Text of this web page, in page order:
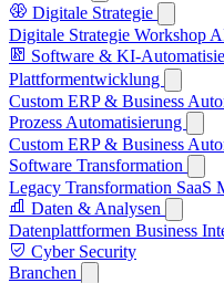
Digitale Strategie
Digitale Strategie Workshop
Software & KI-
Plattformentwicklung
Custom ERP & Business
Prozess Automatisierung
Custom ERP & Business
Software Transformation
Legacy Transformation SaaS
Daten & Analysen
Datenplattformen Business
Cyber Security
Branchen